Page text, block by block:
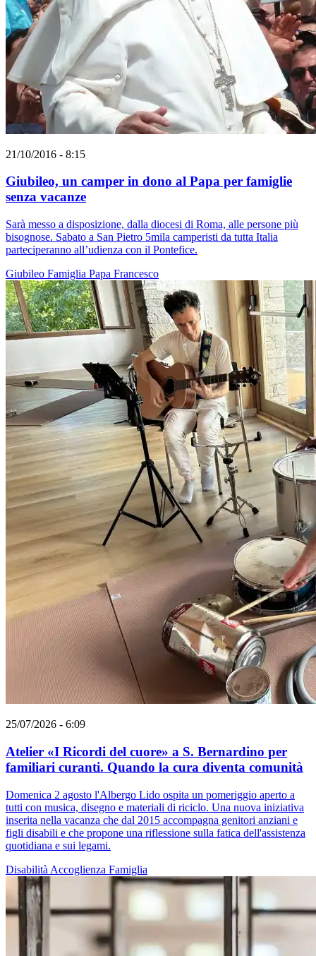
21/10/2016 - 8:15
Giubileo, un camper in dono al Papa per famiglie
senza vacanze
Sarà messo a disposizione, dalla diocesi di Roma, alle persone più
bisognose. Sabato a San Pietro 5mila camperisti da tutta Italia
parteciperanno all’udienza con il Pontefice.
Giubileo Famiglia Papa Francesco
25/07/2026 - 6:09
Atelier «I Ricordi del cuore» a S. Bernardino per
familiari curanti. Quando la cura diventa comunità
Domenica 2 agosto l'Albergo Lido ospita un pomeriggio aperto a
tutti con musica, disegno e materiali di riciclo. Una nuova iniziativa
inserita nella vacanza che dal 2015 accompagna genitori anziani e
figli disabili e che propone una riflessione sulla fatica dell'assistenza
quotidiana e sui legami.
Disabilità Accoglienza Famiglia